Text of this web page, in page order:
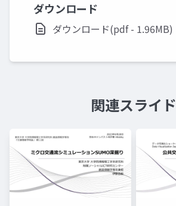
ダウンロード
ダウンロード(pdf - 1.96MB)
関連スライド